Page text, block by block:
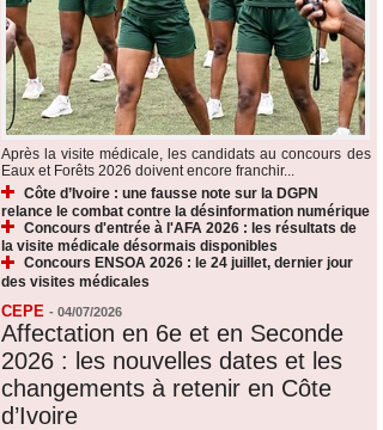
Après la visite médicale, les candidats au concours des
Eaux et Forêts 2026 doivent encore franchir...
Côte d’Ivoire : une fausse note sur la DGPN
relance le combat contre la désinformation numérique
Concours d'entrée à l'AFA 2026 : les résultats de
la visite médicale désormais disponibles
Concours ENSOA 2026 : le 24 juillet, dernier jour
des visites médicales
CEPE - 04/07/2026
Affectation en 6e et en Seconde
2026 : les nouvelles dates et les
changements à retenir en Côte
d’Ivoire